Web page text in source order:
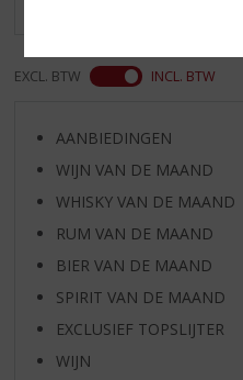
EXCL. BTW INCL. BTW
AANBIEDINGEN
WIJN VAN DE MAAND
WHISKY VAN DE MAAND
RUM VAN DE MAAND
BIER VAN DE MAAND
SPIRIT VAN DE MAAND
EXCLUSIEF TOPSLIJTER
WIJN